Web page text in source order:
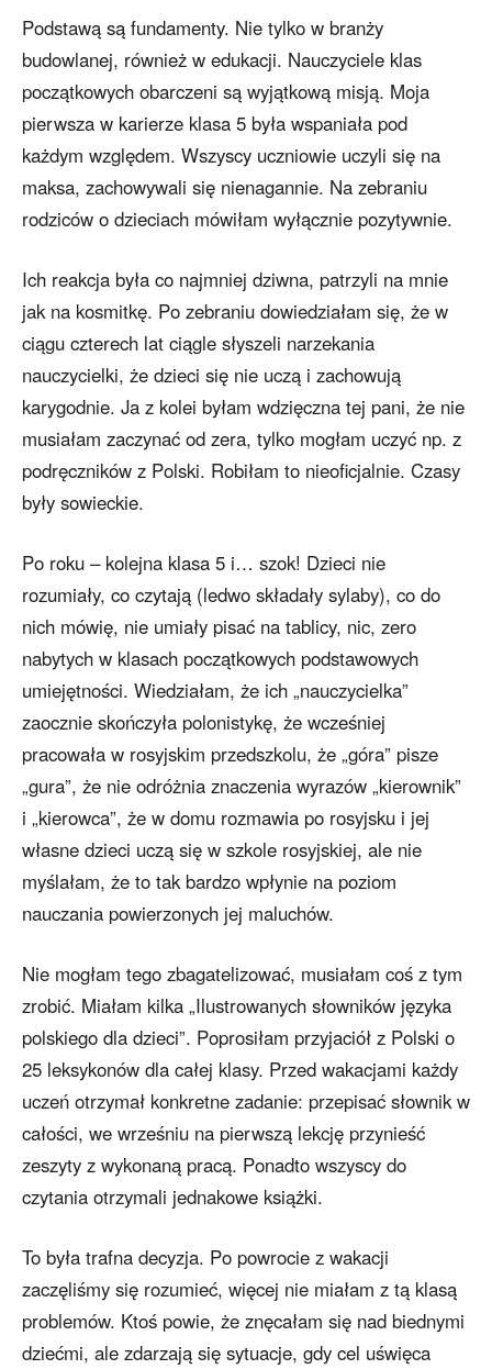
Podstawą są fundamenty. Nie tylko w branży
budowlanej, również w edukacji. Nauczyciele klas
początkowych obarczeni są wyjątkową misją. Moja
pierwsza w karierze klasa 5 była wspaniała pod
każdym względem. Wszyscy uczniowie uczyli się na
maksa, zachowywali się nienagannie. Na zebraniu
rodziców o dzieciach mówiłam wyłącznie pozytywnie.
Ich reakcja była co najmniej dziwna, patrzyli na mnie
jak na kosmitkę. Po zebraniu dowiedziałam się, że w
ciągu czterech lat ciągle słyszeli narzekania
nauczycielki, że dzieci się nie uczą i zachowują
karygodnie. Ja z kolei byłam wdzięczna tej pani, że nie
musiałam zaczynać od zera, tylko mogłam uczyć np. z
podręczników z Polski. Robiłam to nieoficjalnie. Czasy
były sowieckie.
Po roku – kolejna klasa 5 i… szok! Dzieci nie
rozumiały, co czytają (ledwo składały sylaby), co do
nich mówię, nie umiały pisać na tablicy, nic, zero
nabytych w klasach początkowych podstawowych
umiejętności. Wiedziałam, że ich „nauczycielka”
zaocznie skończyła polonistykę, że wcześniej
pracowała w rosyjskim przedszkolu, że „góra” pisze
„gura”, że nie odróżnia znaczenia wyrazów „kierownik”
i „kierowca”, że w domu rozmawia po rosyjsku i jej
własne dzieci uczą się w szkole rosyjskiej, ale nie
myślałam, że to tak bardzo wpłynie na poziom
nauczania powierzonych jej maluchów.
Nie mogłam tego zbagatelizować, musiałam coś z tym
zrobić. Miałam kilka „Ilustrowanych słowników języka
polskiego dla dzieci”. Poprosiłam przyjaciół z Polski o
25 leksykonów dla całej klasy. Przed wakacjami każdy
uczeń otrzymał konkretne zadanie: przepisać słownik w
całości, we wrześniu na pierwszą lekcję przynieść
zeszyty z wykonaną pracą. Ponadto wszyscy do
czytania otrzymali jednakowe książki.
To była trafna decyzja. Po powrocie z wakacji
zaczęliśmy się rozumieć, więcej nie miałam z tą klasą
problemów. Ktoś powie, że znęcałam się nad biednymi
dziećmi, ale zdarzają się sytuacje, gdy cel uświęca